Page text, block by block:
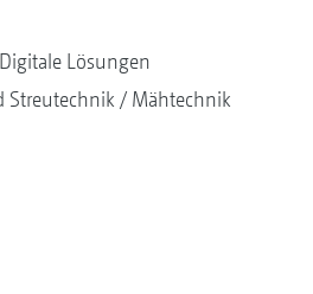
Lösungen
Streutechnik
Mähtechnik